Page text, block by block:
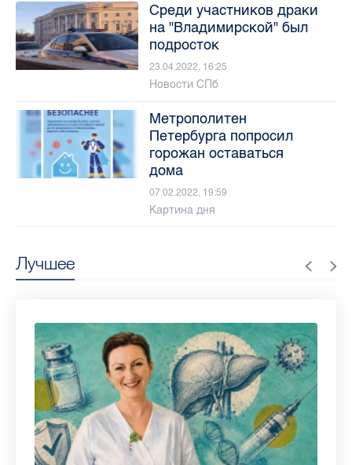
Среди участников драки
на "Владимирской" был
подросток
23.04.2022, 16:25
Новости СПб
Метрополитен
Петербурга попросил
горожан оставаться
дома
07.02.2022, 19:59
Картина дня
Лучшее